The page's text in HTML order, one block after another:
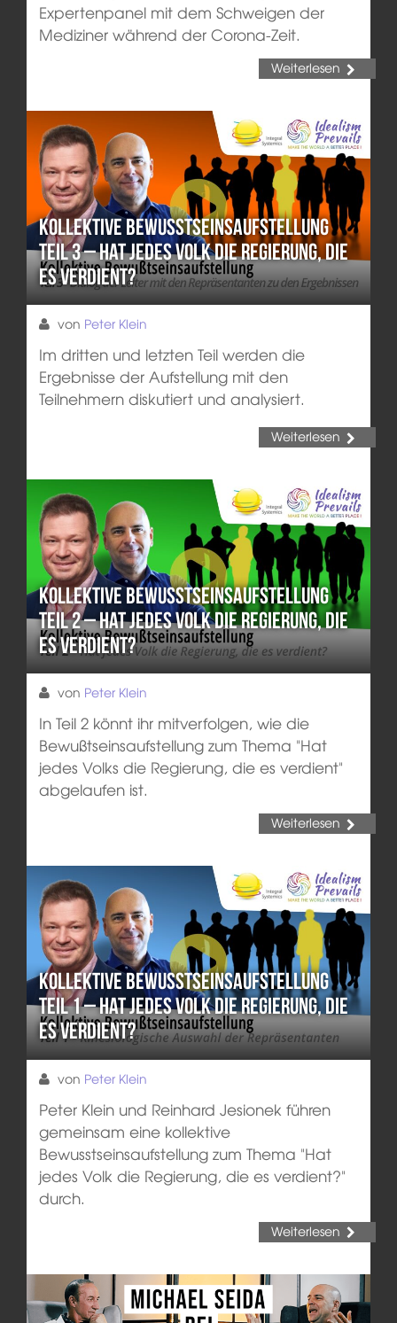
Expertenpanel mit dem Schweigen der
Mediziner während der Corona-Zeit.
Weiterlesen
Kollektive Bewusstseinsaufstellung
Teil 3 – Hat jedes Volk die Regierung, die
es verdient?
von Peter Klein
Im dritten und letzten Teil werden die
Ergebnisse der Aufstellung mit den
Teilnehmern diskutiert und analysiert.
Weiterlesen
Kollektive Bewusstseinsaufstellung
Teil 2 – Hat jedes Volk die Regierung, die
es verdient?
von Peter Klein
In Teil 2 könnt ihr mitverfolgen, wie die
Bewußtseinsaufstellung zum Thema "Hat
jedes Volks die Regierung, die es verdient"
abgelaufen ist.
Weiterlesen
Kollektive Bewusstseinsaufstellung
Teil 1 – Hat jedes Volk die Regierung, die
es verdient?
von Peter Klein
Peter Klein und Reinhard Jesionek führen
gemeinsam eine kollektive
Bewusstseinsaufstellung zum Thema "Hat
jedes Volk die Regierung, die es verdient?"
durch.
Weiterlesen